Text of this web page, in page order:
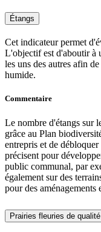
Étangs
Cet indicateur permet
L'objectif est d'aboutir à
les uns des autres afin
humide.
Commentaire
Le nombre d'étangs sur
grâce au Plan
entrepris et de
précisent pour
public communal, par
également sur des
pour des aménagements
Prairies fleuries de qualité